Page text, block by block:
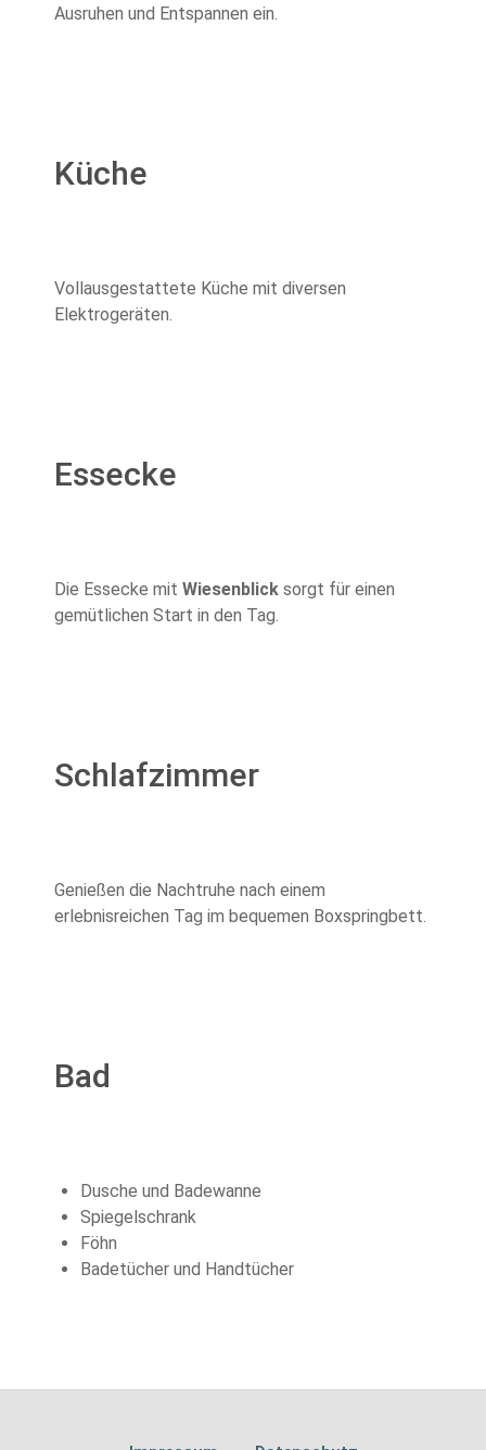
Ausruhen und Entspannen ein.
Küche
Vollausgestattete Küche mit diversen
Elektrogeräten.
Essecke
Die Essecke mit Wiesenblick sorgt für einen
gemütlichen Start in den Tag.
Schlafzimmer
Genießen die Nachtruhe nach einem
erlebnisreichen Tag im bequemen Boxspringbett.
Bad
Dusche und Badewanne
Spiegelschrank
Föhn
Badetücher und Handtücher